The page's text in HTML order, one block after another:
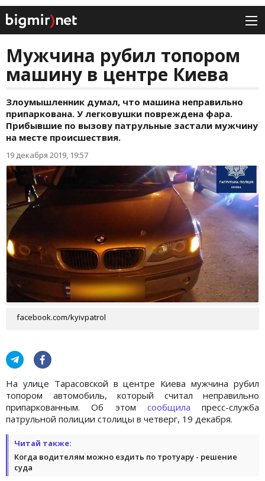
Мужчина рубил топором
машину в центре Киева
Злоумышленник думал, что машина неправильно
припаркована. У легковушки повреждена фара.
Прибывшие по вызову патрульные застали мужчину
на месте происшествия.
19 декабря 2019, 19:57
facebook.com/kyivpatrol
На улице Тарасовской в центре Киева мужчина рубил
топором автомобиль, который считал неправильно
припаркованным. Об этом сообщила пресс-служба
патрульной полиции столицы в четверг, 19 декабря.
Читай также:
Когда водителям можно ездить по тротуару - решение
суда